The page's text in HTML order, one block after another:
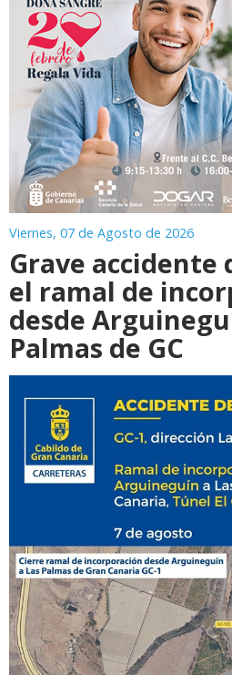
Viernes, 07 de Agosto de 2026
Grave accidente
el ramal de
desde
Palmas de GC